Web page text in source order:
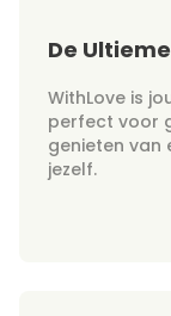
De
WithLove is
perfect voor
genieten van
jezelf.